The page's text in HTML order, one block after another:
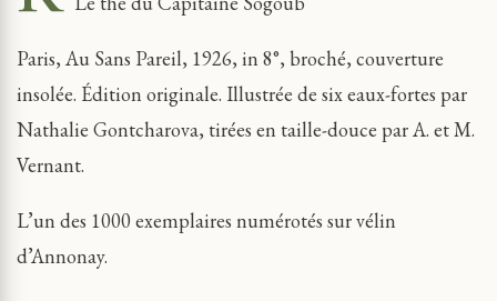
Paris, Au Sans Pareil, 1926, in 8°, broché, couverture
insolée. Édition originale. Illustrée de six eaux-fortes par
Nathalie Gontcharova, tirées en taille-douce par A. et M.
Vernant.
L’un des 1000 exemplaires numérotés sur vélin
d’Annonay.